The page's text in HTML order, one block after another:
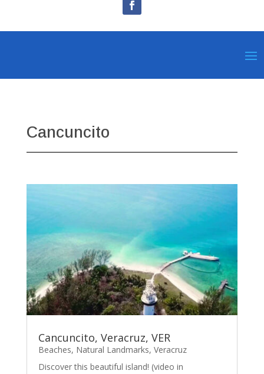
Cancuncito
Cancuncito, Veracruz, VER
Beaches, Natural Landmarks, Veracruz
Discover this beautiful island! (video in